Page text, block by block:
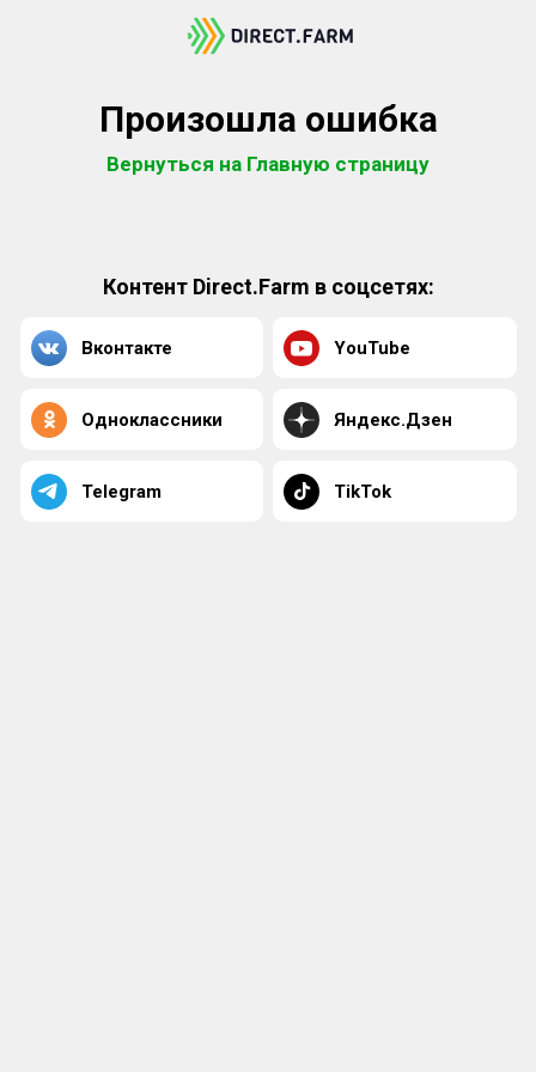
Произошла ошибка
Вернуться на Главную страницу
Контент Direct.Farm в соцсетях:
Вконтакте YouTube
Одноклассники Яндекс.Дзен
Telegram TikTok